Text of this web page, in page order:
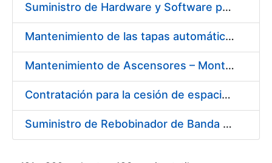
Suministro de Hardware y Software para la Ampliación de la Infraestructura del Área de Digitalización en la FNMT-RCM
Mantenimiento de las tapas automáticas HYGOLET, instaladas en los inodoros de los aseos de la FNMT-RCM, así como el suministro de recambios originales de rollos de plástico
Mantenimiento de Ascensores – Montacargas Instalados en Fábrica de Papel de Burgos
Contratación para la cesión de espacios para la instalación de soportes publicitarios en solar de la FNMT-RCM situado en la confluencia de las calles Cruz del Sur, calle de los Astros y calle del Doctor Esquerdo. Referencia NJ01-2017
Suministro de Rebobinador de Banda de Papel